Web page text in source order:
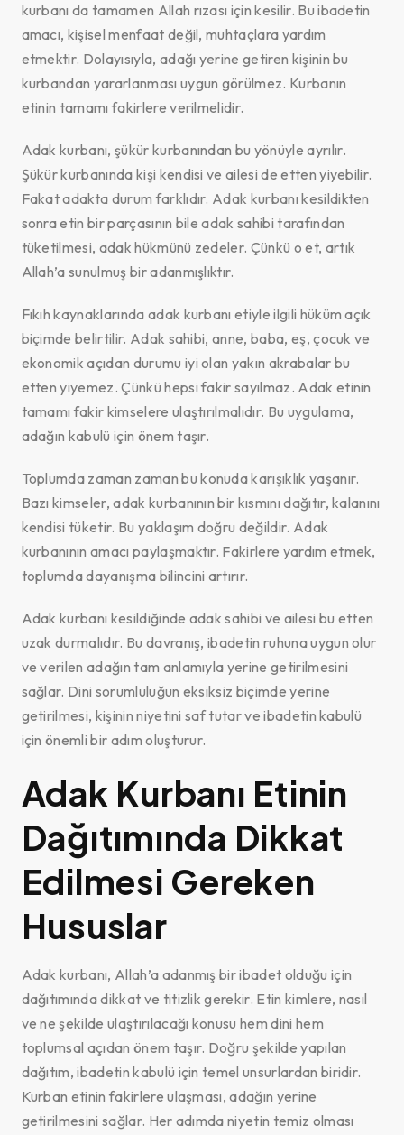
kurbanı da tamamen Allah rızası için kesilir. Bu ibadetin
amacı, kişisel menfaat değil, muhtaçlara yardım
etmektir. Dolayısıyla, adağı yerine getiren kişinin bu
kurbandan yararlanması uygun görülmez. Kurbanın
etinin tamamı fakirlere verilmelidir.
Adak kurbanı, şükür kurbanından bu yönüyle ayrılır.
Şükür kurbanında kişi kendisi ve ailesi de etten yiyebilir.
Fakat adakta durum farklıdır. Adak kurbanı kesildikten
sonra etin bir parçasının bile adak sahibi tarafından
tüketilmesi, adak hükmünü zedeler. Çünkü o et, artık
Allah’a sunulmuş bir adanmışlıktır.
Fıkıh kaynaklarında adak kurbanı etiyle ilgili hüküm açık
biçimde belirtilir. Adak sahibi, anne, baba, eş, çocuk ve
ekonomik açıdan durumu iyi olan yakın akrabalar bu
etten yiyemez. Çünkü hepsi fakir sayılmaz. Adak etinin
tamamı fakir kimselere ulaştırılmalıdır. Bu uygulama,
adağın kabulü için önem taşır.
Toplumda zaman zaman bu konuda karışıklık yaşanır.
Bazı kimseler, adak kurbanının bir kısmını dağıtır, kalanını
kendisi tüketir. Bu yaklaşım doğru değildir. Adak
kurbanının amacı paylaşmaktır. Fakirlere yardım etmek,
toplumda dayanışma bilincini artırır.
Adak kurbanı kesildiğinde adak sahibi ve ailesi bu etten
uzak durmalıdır. Bu davranış, ibadetin ruhuna uygun olur
ve verilen adağın tam anlamıyla yerine getirilmesini
sağlar. Dini sorumluluğun eksiksiz biçimde yerine
getirilmesi, kişinin niyetini saf tutar ve ibadetin kabulü
için önemli bir adım oluşturur.
Adak Kurbanı Etinin
Dağıtımında Dikkat
Edilmesi Gereken
Hususlar
Adak kurbanı, Allah’a adanmış bir ibadet olduğu için
dağıtımında dikkat ve titizlik gerekir. Etin kimlere, nasıl
ve ne şekilde ulaştırılacağı konusu hem dini hem
toplumsal açıdan önem taşır. Doğru şekilde yapılan
dağıtım, ibadetin kabulü için temel unsurlardan biridir.
Kurban etinin fakirlere ulaşması, adağın yerine
getirilmesini sağlar. Her adımda niyetin temiz olması